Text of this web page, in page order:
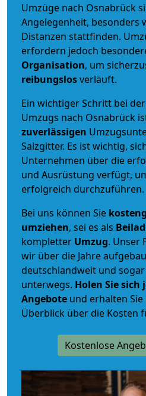
Umzüge nach Osnabrück
Angelegenheit, besonders
Distanzen stattfinden.
erfordern jedoch
Organisation, um
reibungslosverläuft.
Ein wichtiger Schritt bei
Umzugs nach Osnabrück
zuverlässigen
Salzgitter. Es ist wichtig,
Unternehmen über die
und Ausrüstung verfügt,
erfolgreich durchzuführen.
Bei uns können Sie
umziehen, sei es als
kompletter Umzug. Unser
wir über die Jahre
deutschlandweit und
unterwegs. Holen Sie
Angebote und erhalten
Überblick über die Kosten
Kostenlose